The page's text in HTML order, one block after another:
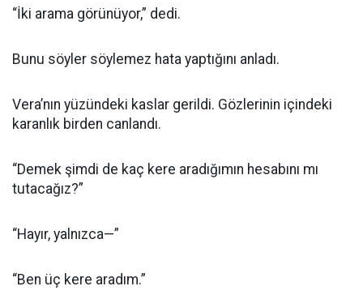
“İki arama görünüyor,” dedi.
Bunu söyler söylemez hata yaptığını anladı.
Vera’nın yüzündeki kaslar gerildi. Gözlerinin içindeki
karanlık birden canlandı.
“Demek şimdi de kaç kere aradığımın hesabını mı
tutacağız?”
“Hayır, yalnızca—”
“Ben üç kere aradım.”